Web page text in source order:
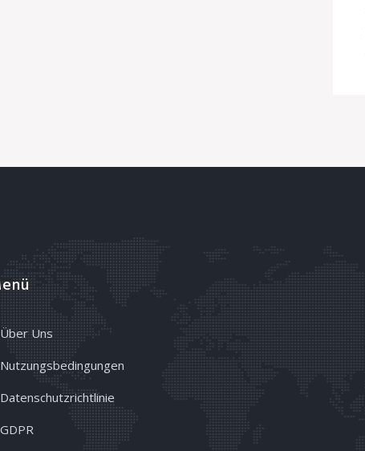
Über Uns
Nutzungsbedingungen
Datenschutzrichtlinie
GDPR